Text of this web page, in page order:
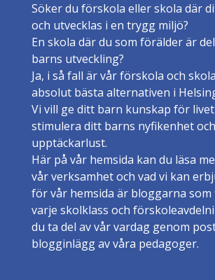
Söker du förskola eller skola där
och utvecklas i en trygg miljö?
En skola där du som förälder är
barns utveckling?
Ja, i så fall är vår förskola och
absolut bästa alternativen i
Vi vill ge ditt barn kunskap för
stimulera ditt barns nyfikenhet och
upptäckarlust.
Här på vår hemsida kan du läsa
vår verksamhet och vad vi kan
för vår hemsida är bloggarna
varje skolklass och
du ta del av vår vardag genom
blogginlägg av våra pedagoger.